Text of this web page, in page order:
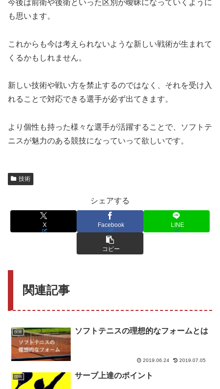
今後は前衛や後衛といった区別が曖昧になっていくように
も思います。
これからも今は考えられないような新しい戦術が生まれて
くるかもしれません。
新しい技術や戦い方を禁止するのではなく、それを受け入
れることで対応できる選手が必ず出てきます。
より個性も持った様々な選手が活躍することで、ソフトテ
ニスが魅力のある競技になっていって欲しいです。
技術
シェアする
X Facebook LINE
コピー
関連記事
技術 ソフトテニスの理想的なフォームとは
2019.06.24 2019.07.05
技術 サーブ上達のポイント